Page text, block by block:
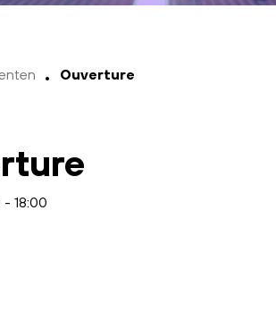
Ouverture
- 18:00